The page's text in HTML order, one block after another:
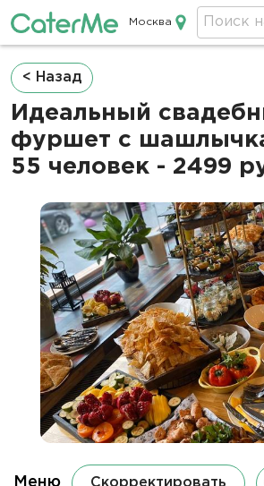
Кейтеринг в
Москва
Строка
навигации
< Назад
Идеальный
фуршет с
55 человек - 2499
Меню Скорректировать